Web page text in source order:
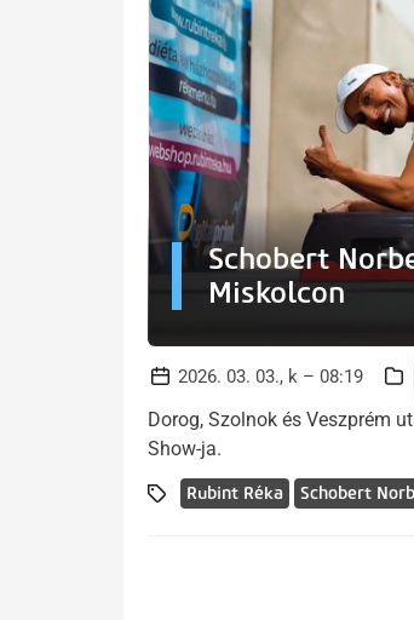
Schobert
Miskolcon
2026. 03. 03., k – 08:19
Dorog, Szolnok és Veszprém
Show-ja.
Rubint Réka Schobert